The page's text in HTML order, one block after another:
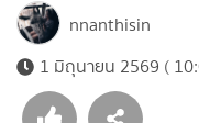
nnanthisin
1 มิถุนายน 2569 (